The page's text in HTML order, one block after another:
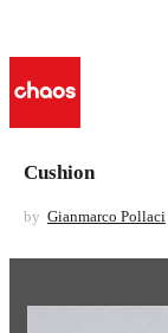
Cushion
by Gianmarco Pollaci